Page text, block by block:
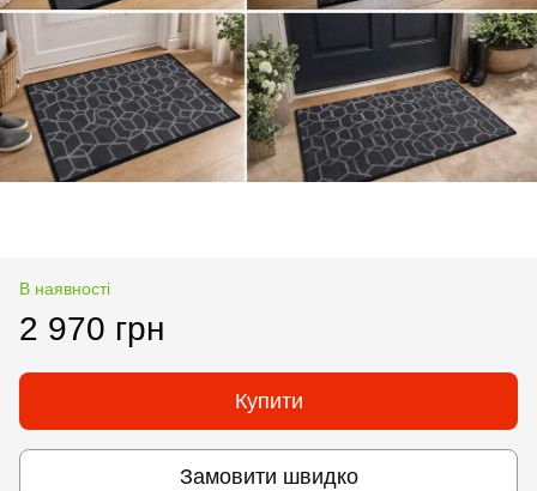
В наявності
2 970 грн
Купити
Замовити швидко